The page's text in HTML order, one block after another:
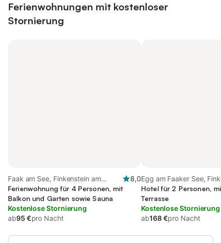
Ferienwohnungen mit kostenloser
Stornierung
Faak am See, Finkenstein am
Faaker See
8,0
Ferienwohnung für 4 Personen, mit
Balkon und Garten sowie Sauna
Kostenlose Stornierung
ab95 €pro Nacht
Egg am Faaker See,
Faaker See
Hotel für 2 Personen,
Terrasse
Kostenlose Stornierung
ab168 €pro Nacht